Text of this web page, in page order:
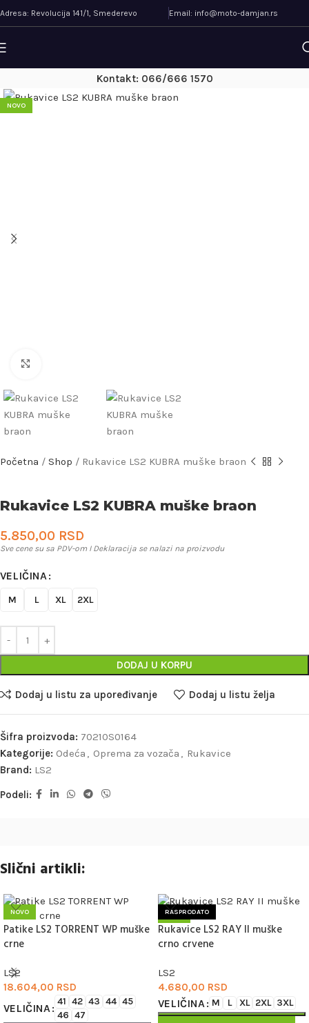
Adresa: Revolucija 141/1, Smederevo Email: info@moto-damjan.rs
Kontakt: 066/666 1570
NOVO
Početna / Shop / Rukavice LS2 KUBRA muške braon
Rukavice LS2 KUBRA muške braon
5.850,00 RSD
Sve cene su sa PDV-om I Deklaracija se nalazi na proizvodu
VELIČINA
M L XL 2XL
DODAJ U KORPU
Dodaj u listu za upoređivanje Dodaj u listu želja
Šifra proizvoda: 70210S0164
Kategorije: Odeća , Oprema za vozača , Rukavice
Brand: LS2
Podeli:
Slični artikli:
NOVO
Patike LS2 TORRENT WP muške
crne
LS2
18.604,00 RSD
VELIČINA
41 42 43 44 45
46 47
RASPRODATO
NOVO
Rukavice LS2 RAY II muške
crno crvene
LS2
4.680,00 RSD
VELIČINA M L XL 2XL 3XL